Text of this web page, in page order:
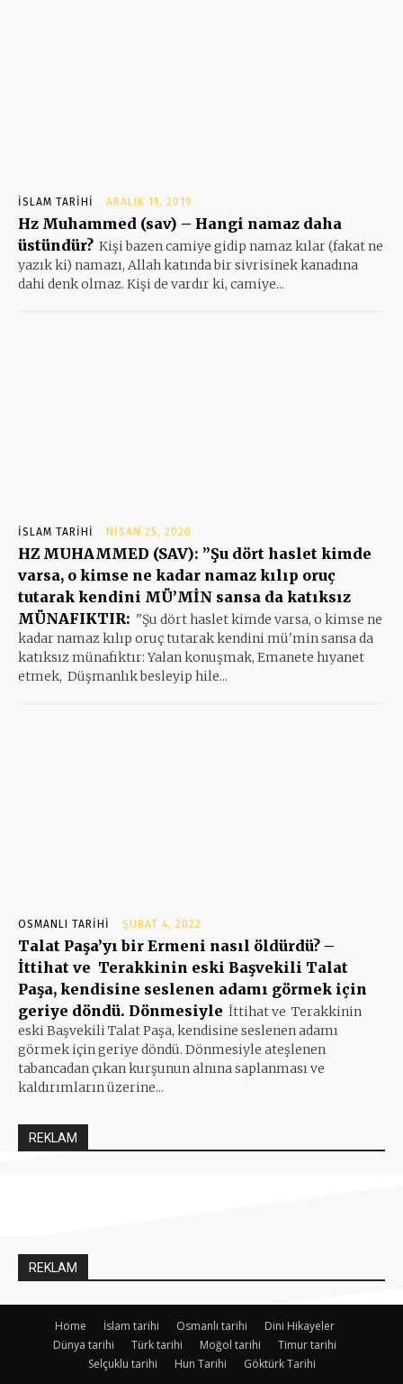
İSLAM TARIHI ARALIK 11, 2019
Hz Muhammed (sav) – Hangi namaz daha
üstündür? Kişi bazen camiye gidip namaz kılar (fakat ne
yazık ki) namazı, Allah katında bir sivrisinek kanadına
dahi denk olmaz. Kişi de vardır ki, camiye...
İSLAM TARIHI NISAN 25, 2020
HZ MUHAMMED (SAV): ”Şu dört haslet kimde
varsa, o kimse ne kadar namaz kılıp oruç
tutarak kendini MÜ’MİN sansa da katıksız
MÜNAFIKTIR: ''Şu dört haslet kimde varsa, o kimse ne
kadar namaz kılıp oruç tutarak kendini mü'min sansa da
katıksız münafıktır: Yalan konuşmak, Emanete hıyanet
etmek, Düşmanlık besleyip hile...
OSMANLI TARIHI ŞUBAT 4, 2022
Talat Paşa’yı bir Ermeni nasıl öldürdü? –
İttihat ve Terakkinin eski Başvekili Talat
Paşa, kendisine seslenen adamı görmek için
geriye döndü. Dönmesiyle İttihat ve Terakkinin
eski Başvekili Talat Paşa, kendisine seslenen adamı
görmek için geriye döndü. Dönmesiyle ateşlenen
tabancadan çıkan kurşunun alnına saplanması ve
kaldırımların üzerine...
REKLAM
REKLAM
Home İslam tarihi Osmanlı tarihi
Dini Hikayeler
Dünya tarihi
Türk tarihi Moğol tarihi
Timur tarihi
Selçuklu tarihi
Hun Tarihi Göktürk Tarihi